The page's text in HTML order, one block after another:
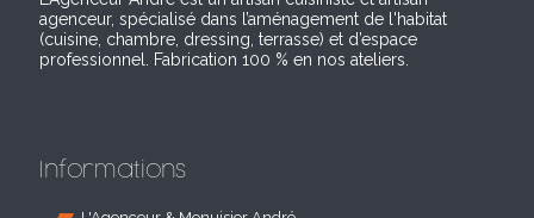
agenceur, spécialisé dans l’aménagement de l'habitat
(cuisine, chambre, dressing, terrasse) et d’espace
professionnel. Fabrication 100 % en nos ateliers.
Informations